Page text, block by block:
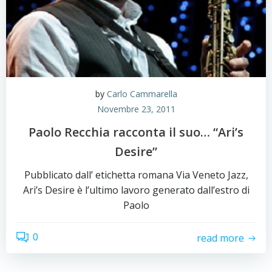
by Carlo Cammarella
Novembre 23, 2011
Paolo Recchia racconta il suo… “Ari’s
Desire”
Pubblicato dall’ etichetta romana Via Veneto Jazz,
Ari’s Desire è l’ultimo lavoro generato dall’estro di
Paolo
0 read more